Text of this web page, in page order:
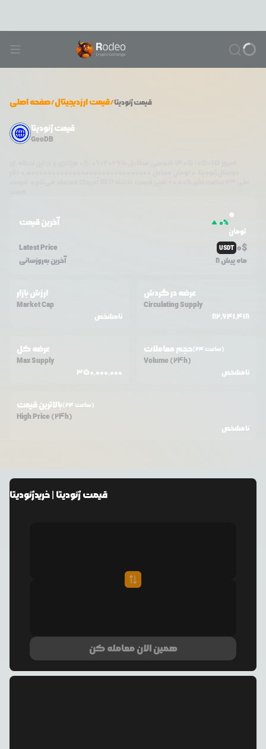
صفحه اصلی/قیمت ارزدیجیتال/ قیمتژئودیتا
قیمت ژئودیتا
GeoDB
آخرین قیمت 0%
0
تومان
Latest Price
USDT 0$
آخرین به‌روزسانی 8 ماه پیش
ارزش بازار
Market Cap
نامشخص
عرضه در گردش
Circulating Supply
82,641,418
عرضه کل
Max Supply
350,000,000
حجم معاملات (24 ساعت)
Volume (24h)
نامشخص
بالاترین قیمت (24 ساعت)
High Price (24h)
نامشخص
قیمتژئودیتا | خریدژئودیتا
همین الان معامله کن